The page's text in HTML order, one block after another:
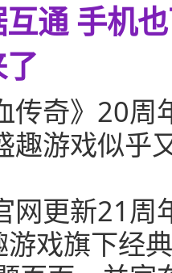
通 手机
传奇》20周
趣游戏似乎
网更新21周
戏旗下经